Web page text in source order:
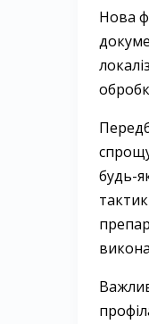
Нова
будь-